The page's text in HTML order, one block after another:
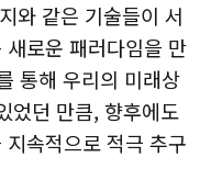
와 같은 기술들이 서
로운 패러다임을 만
통해 우리의 미래상
었던 만큼, 향후에도
속적으로 적극 추구